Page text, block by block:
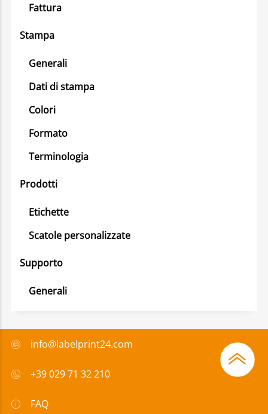
Fattura
Stampa
Generali
Dati di stampa
Colori
Formato
Terminologia
Prodotti
Etichette
Scatole personalizzate
Supporto
Generali
info@labelprint24.com
+39 029 71 32 210
FAQ